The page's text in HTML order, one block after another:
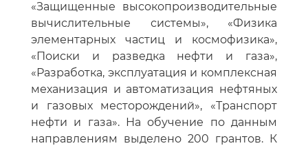
«Защищенные высокопроизводительные
вычислительные системы», «Физика
элементарных частиц и космофизика»,
«Поиски и разведка нефти и газа»,
«Разработка, эксплуатация и комплексная
механизация и автоматизация нефтяных
и газовых месторождений», «Транспорт
нефти и газа». На обучение по данным
направлениям выделено 200 грантов. К